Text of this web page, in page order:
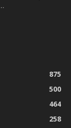
875
500
464
258